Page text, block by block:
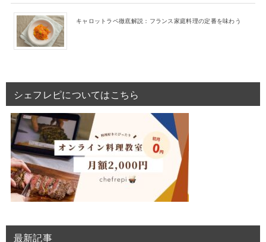
キャロットラペ徹底解説：フランス家庭料理の定番を味わう
シェフレピについてはこちら
最新記事